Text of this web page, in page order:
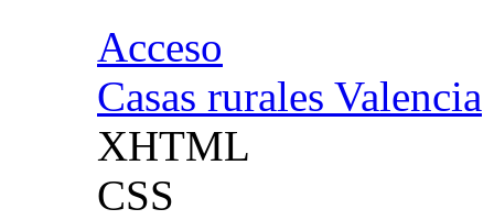
Acceso
Casas rurales Valencia
XHTML
CSS